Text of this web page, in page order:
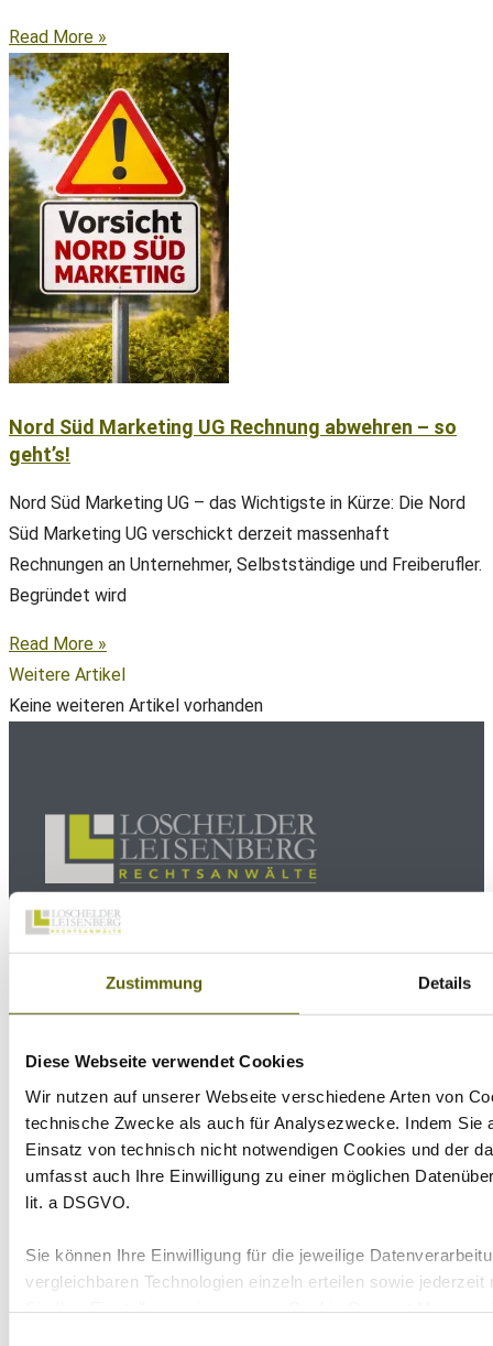
Zustimmung Details
Diese Webseite verwendet Cookies
Wir nutzen auf unserer Webseite verschiedene Arten von
technische Zwecke als auch für Analysezwecke. Indem Sie
Einsatz von technisch nicht notwendigen Cookies und der
umfasst auch Ihre Einwilligung zu einer möglichen
lit. a DSGVO.
Sie können Ihre Einwilligung für die jeweilige
vergleichbaren Technologien einzeln erteilen sowie
Read More »
Nord Süd Marketing UG Rechnung abwehren – so
geht’s!
Nord Süd Marketing UG – das Wichtigste in Kürze: Die Nord
Süd Marketing UG verschickt derzeit massenhaft
Rechnungen an Unternehmer, Selbstständige und Freiberufler.
Begründet wird
Read More »
Weitere Artikel
Keine weiteren Artikel vorhanden
Copyright ©
Bewertungen auf ProvenExpert.com
80799 München
Tel+49(0) 89 38 666
070
Emailoffice@ll-ip.com
Aktuelles
Gegnerliste
Karriere bei uns
Kontakt
Datenschutz
Impressum